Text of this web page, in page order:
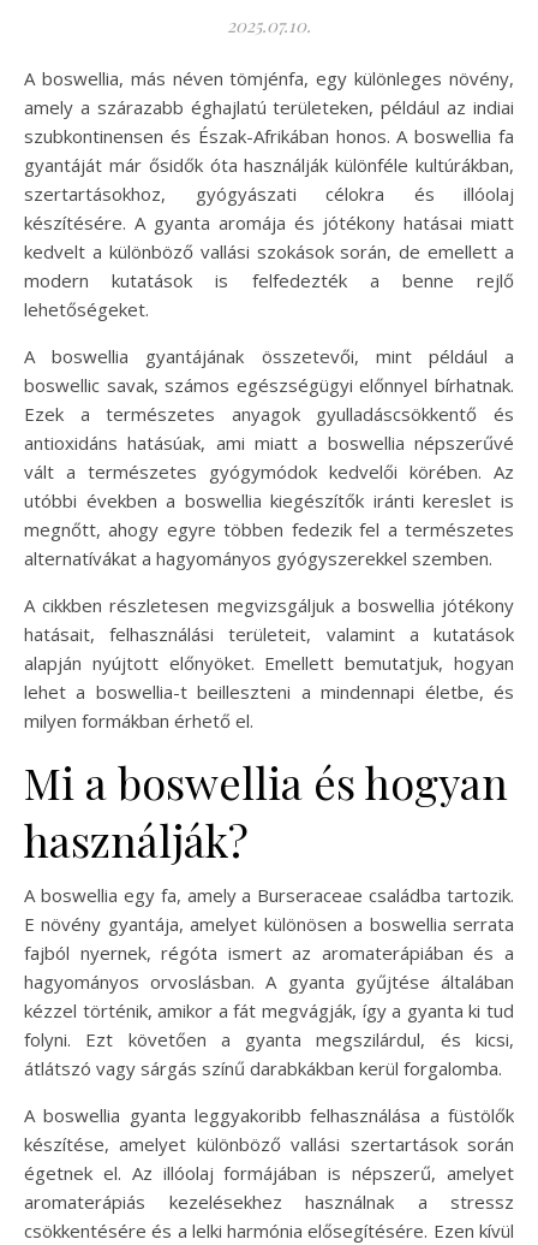
2025.07.10.
A boswellia, más néven tömjénfa, egy különleges növény,
amely a szárazabb éghajlatú területeken, például az indiai
szubkontinensen és Észak-Afrikában honos. A boswellia fa
gyantáját már ősidők óta használják különféle kultúrákban,
szertartásokhoz, gyógyászati célokra és illóolaj
készítésére. A gyanta aromája és jótékony hatásai miatt
kedvelt a különböző vallási szokások során, de emellett a
modern kutatások is felfedezték a benne rejlő
lehetőségeket.
A boswellia gyantájának összetevői, mint például a
boswellic savak, számos egészségügyi előnnyel bírhatnak.
Ezek a természetes anyagok gyulladáscsökkentő és
antioxidáns hatásúak, ami miatt a boswellia népszerűvé
vált a természetes gyógymódok kedvelői körében. Az
utóbbi években a boswellia kiegészítők iránti kereslet is
megnőtt, ahogy egyre többen fedezik fel a természetes
alternatívákat a hagyományos gyógyszerekkel szemben.
A cikkben részletesen megvizsgáljuk a boswellia jótékony
hatásait, felhasználási területeit, valamint a kutatások
alapján nyújtott előnyöket. Emellett bemutatjuk, hogyan
lehet a boswellia-t beilleszteni a mindennapi életbe, és
milyen formákban érhető el.
Mi a boswellia és hogyan
használják?
A boswellia egy fa, amely a Burseraceae családba tartozik.
E növény gyantája, amelyet különösen a boswellia serrata
fajból nyernek, régóta ismert az aromaterápiában és a
hagyományos orvoslásban. A gyanta gyűjtése általában
kézzel történik, amikor a fát megvágják, így a gyanta ki tud
folyni. Ezt követően a gyanta megszilárdul, és kicsi,
átlátszó vagy sárgás színű darabkákban kerül forgalomba.
A boswellia gyanta leggyakoribb felhasználása a füstölők
készítése, amelyet különböző vallási szertartások során
égetnek el. Az illóolaj formájában is népszerű, amelyet
aromaterápiás kezelésekhez használnak a stressz
csökkentésére és a lelki harmónia elősegítésére. Ezen kívül